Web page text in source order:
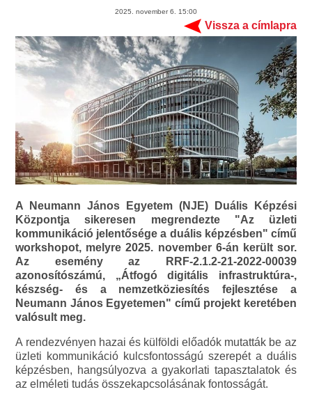
2025. november 6. 15:00
Vissza a címlapra
A Neumann János Egyetem (NJE) Duális Képzési
Központja sikeresen megrendezte "Az üzleti
kommunikáció jelentősége a duális képzésben" című
workshopot, melyre 2025. november 6-án került sor.
Az esemény az RRF-2.1.2-21-2022-00039
azonosítószámú, „Átfogó digitális infrastruktúra-,
készség- és a nemzetköziesítés fejlesztése a
Neumann János Egyetemen" című projekt keretében
valósult meg.
A rendezvényen hazai és külföldi előadók mutatták be az
üzleti kommunikáció kulcsfontosságú szerepét a duális
képzésben, hangsúlyozva a gyakorlati tapasztalatok és
az elméleti tudás összekapcsolásának fontosságát.